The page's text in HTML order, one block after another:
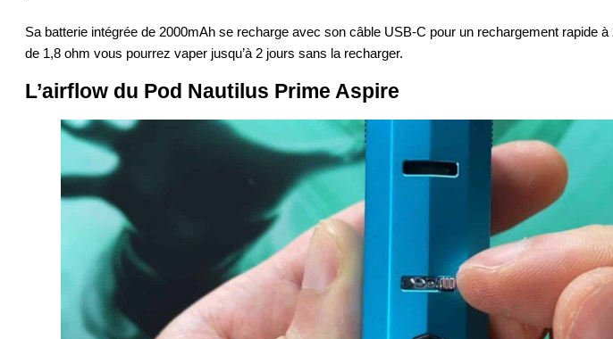
Sa batterie intégrée de 2000mAh se recharge avec son câble USB-C pour un rechargement rapide
de 1,8 ohm vous pourrez vaper jusqu’à 2 jours sans la recharger.
L’airflow du Pod Nautilus Prime Aspire